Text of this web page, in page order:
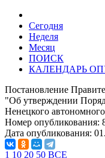
Сегодня
Неделя
Месяц
ПОИСК
КАЛЕНДАРЬ
Постановление
"Об утверждении
Ненецкого
Номер опубликования:
Дата опубликования:
1 10 20 50 ВСЕ